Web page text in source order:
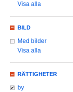
Visa alla
BILD
Med bilder
Visa alla
RÄTTIGHETER
by